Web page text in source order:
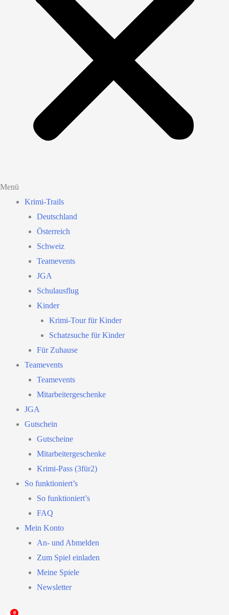
Menü
Krimi-Trails
Deutschland
Österreich
Schweiz
Teamevents
JGA
Schulausflug
Kinder
Krimi-Tour für Kinder
Schatzsuche für Kinder
Für Zuhause
Teamevents
Teamevents
Mitarbeitergeschenke
JGA
Gutschein
Gutscheine
Mitarbeitergeschenke
Krimi-Pass (3für2)
So funktioniert’s
So funktioniert’s
FAQ
Mein Konto
An- und Abmelden
Zum Spiel einladen
Meine Spiele
Newsletter
0